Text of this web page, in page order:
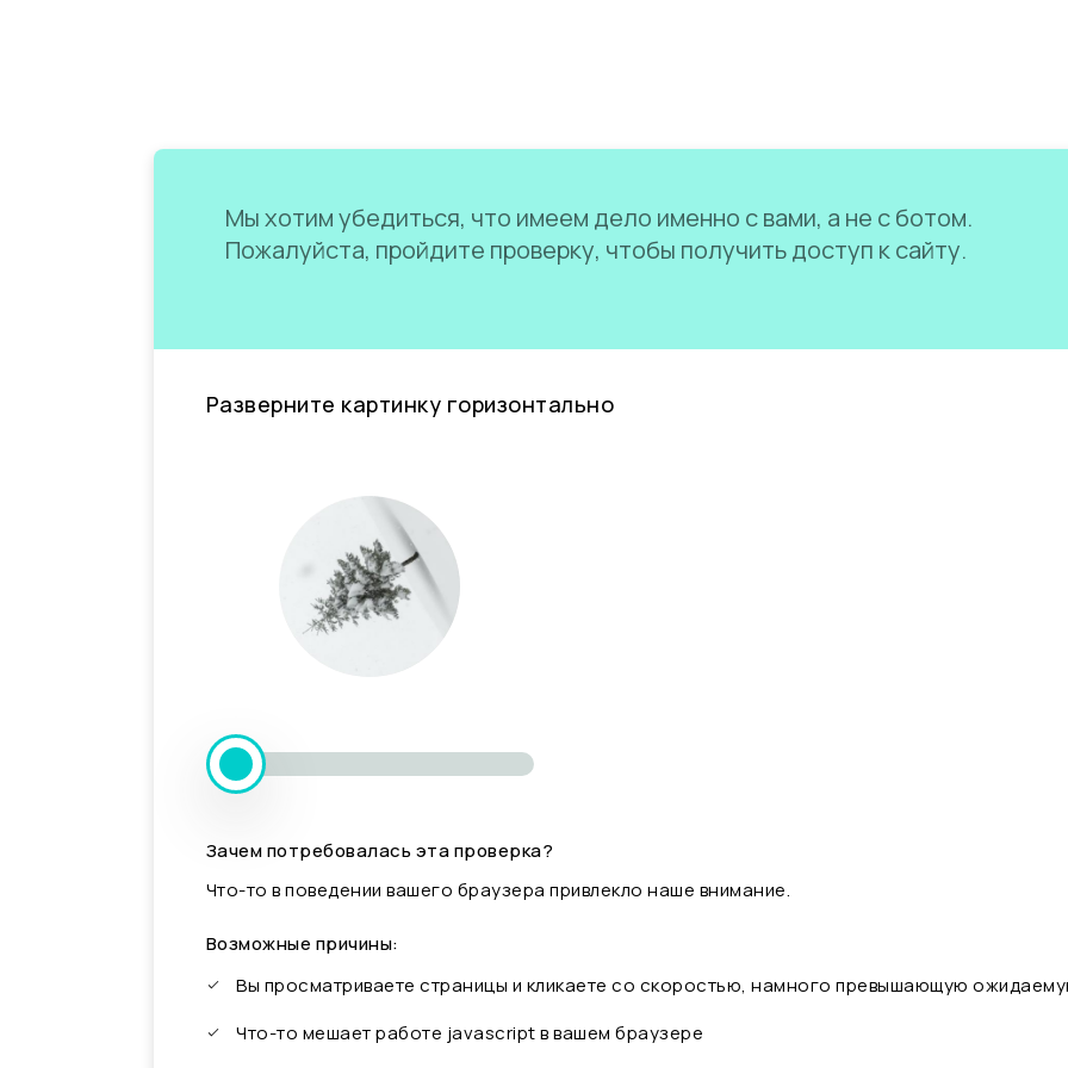
Мы хотим убедиться, что имеем дело именно с вами, а не с ботом.
Пожалуйста, пройдите проверку, чтобы получить доступ к сайту.
Разверните картинку горизонтально
Зачем потребовалась эта проверка?
Что-то в поведении вашего браузера привлекло наше внимание.
Возможные причины:
Вы просматриваете страницы и кликаете со скоростью, намного превышающую
Что-то мешает работе javascript в вашем браузере